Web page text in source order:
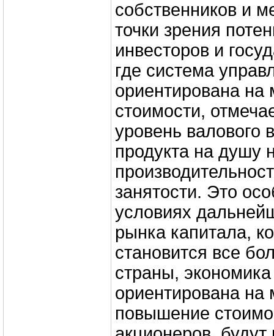
собственников и
точки зрения
инвесторов и
где система
ориентирована
стоимости,
уровень валового
продукта на душу
занятости. Это
условиях
рынка капитала,
становится все
страны,
ориентирована на
повышение